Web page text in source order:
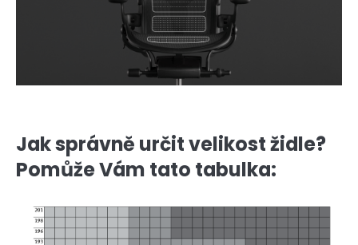
Jak správně určit velikost židle?
Pomůže Vám tato tabulka: